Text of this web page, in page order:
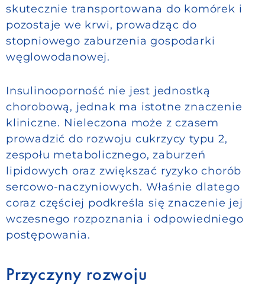
skutecznie transportowana do komórek i
pozostaje we krwi, prowadząc do
stopniowego zaburzenia gospodarki
węglowodanowej.
Insulinooporność nie jest jednostką
chorobową, jednak ma istotne znaczenie
kliniczne. Nieleczona może z czasem
prowadzić do rozwoju cukrzycy typu 2,
zespołu metabolicznego, zaburzeń
lipidowych oraz zwiększać ryzyko chorób
sercowo-naczyniowych. Właśnie dlatego
coraz częściej podkreśla się znaczenie jej
wczesnego rozpoznania i odpowiedniego
postępowania.
Przyczyny rozwoju